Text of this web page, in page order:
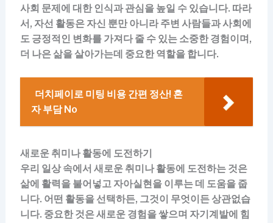
사회 문제에 대한 인식과 관심을 높일 수 있습니다. 따라
서, 자선 활동은 자신 뿐만 아니라 주변 사람들과 사회에
도 긍정적인 변화를 가져다 줄 수 있는 소중한 경험이며,
더 나은 삶을 살아가는데 중요한 역할을 합니다.
더치페이로 미팅 비용 간편 정산! 혼
자 부담 No
새로운 취미나 활동에 도전하기
우리 일상 속에서 새로운 취미나 활동에 도전하는 것은
삶에 활력을 불어넣고 자아실현을 이루는 데 도움을 줍
니다. 어떤 활동을 선택하든, 그것이 무엇이든 상관없습
니다. 중요한 것은 새로운 경험을 쌓으며 자기계발에 힘